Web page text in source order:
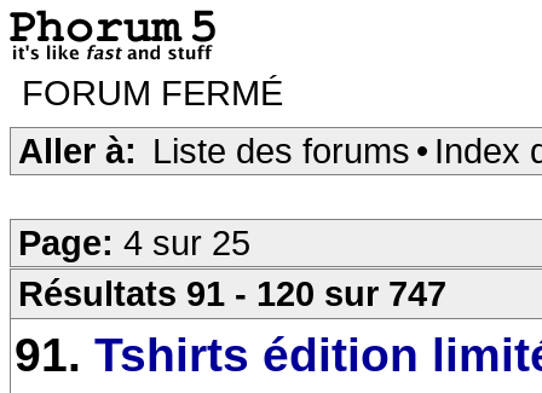
FORUM FERMÉ
Aller à: Liste des forums • Index
Page: 4 sur 25
Résultats 91 - 120 sur 747
91. Tshirts édition